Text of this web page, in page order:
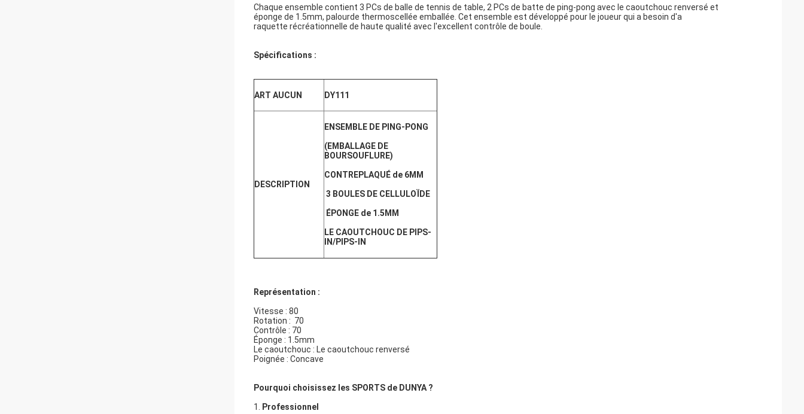
Chaque ensemble contient 3 PCs de balle de tennis de table, 2 PCs de batte de ping-pong avec le caoutchouc renversé et
éponge de 1.5mm, palourde thermoscellée emballée. Cet ensemble est développé pour le joueur qui a besoin d'a
raquette récréationnelle de haute qualité avec l'excellent contrôle de boule.
Spécifications :
ART AUCUN DY111
DESCRIPTION
ENSEMBLE DE PING-PONG
(EMBALLAGE DE
BOURSOUFLURE)
CONTREPLAQUÉ de 6MM
3 BOULES DE CELLULOÏDE
ÉPONGE de 1.5MM
LE CAOUTCHOUC DE PIPS-
IN/PIPS-IN
Représentation :
Vitesse : 80
Rotation : 70
Contrôle : 70
Éponge : 1.5mm
Le caoutchouc : Le caoutchouc renversé
Poignée : Concave
Pourquoi choisissez les SPORTS de DUNYA ?
1.
Professionnel